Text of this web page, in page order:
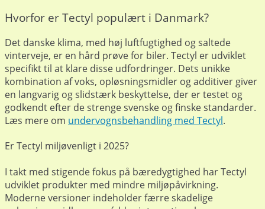
Hvorfor er Tectyl populært i Danmark?
Det danske klima, med høj luftfugtighed og saltede
vinterveje, er en hård prøve for biler. Tectyl er udviklet
specifikt til at klare disse udfordringer. Dets unikke
kombination af voks, opløsningsmidler og additiver giver
en langvarig og slidstærk beskyttelse, der er testet og
godkendt efter de strenge svenske og finske standarder.
Læs mere om undervognsbehandling med Tectyl.
Er Tectyl miljøvenligt i 2025?
I takt med stigende fokus på bæredygtighed har Tectyl
udviklet produkter med mindre miljøpåvirkning.
Moderne versioner indeholder færre skadelige